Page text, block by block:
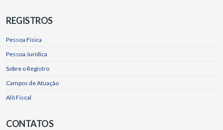
REGISTROS
Pessoa Física
Pessoa Jurídica
Sobre o Registro
Campos de Atuação
Alô Fiscal
CONTATOS